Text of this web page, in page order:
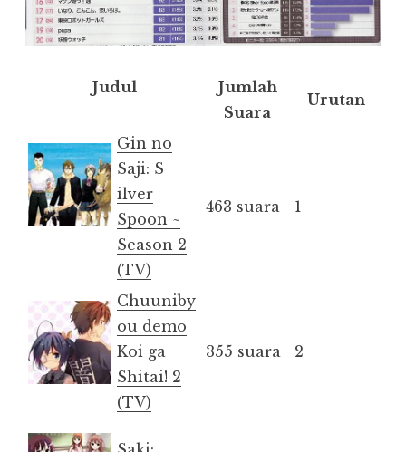
Judul
Jumlah
Suara
Urutan
Gin no
Saji: S
ilver
Spoon ~
Season 2
(TV)
463 suara 1
Chuuniby
ou demo
Koi ga
Shitai! 2
(TV)
355 suara 2